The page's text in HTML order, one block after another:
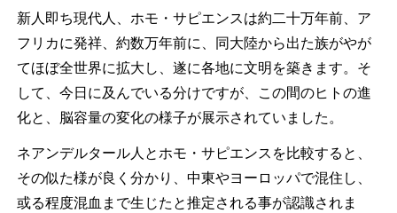
新人即ち現代人、ホモ・サピエンスは約二十万年前、ア
フリカに発祥、約数万年前に、同大陸から出た族がやが
てほぼ全世界に拡大し、遂に各地に文明を築きます。そ
して、今日に及んでいる分けですが、この間のヒトの進
化と、脳容量の変化の様子が展示されていました。
ネアンデルタール人とホモ・サピエンスを比較すると、
その似た様が良く分かり、中東やヨーロッパで混住し、
或る程度混血まで生じたと推定される事が認識されま